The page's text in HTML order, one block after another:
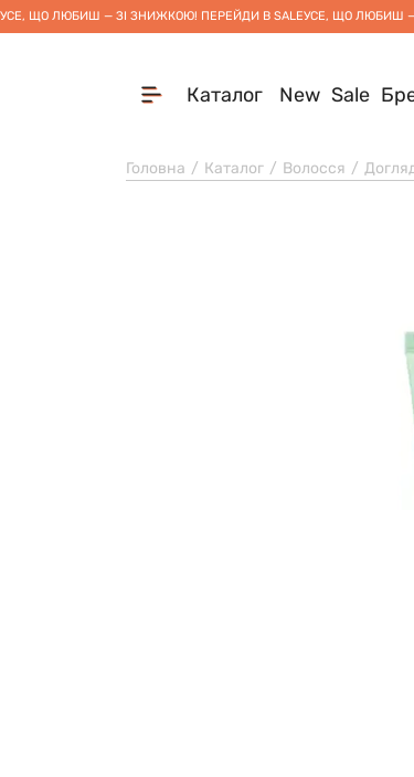
УСЕ, ЩО ЛЮБИШ — ЗІ ЗНИЖКОЮ! ПЕРЕЙДИ В SALEУСЕ, ЩО ЛЮБИШ —
Каталог New Sale
Головна Каталог Волосся